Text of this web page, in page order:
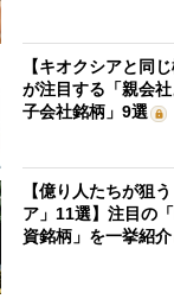
【キオクシアと同
が注目する「親会
子会社銘柄」9選
【億り人たちが狙
ア」11選】注目の
資銘柄」を一挙紹介